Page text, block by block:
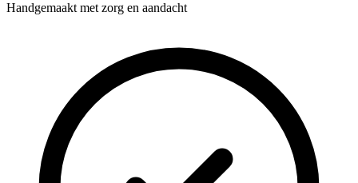
Handgemaakt met zorg en aandacht